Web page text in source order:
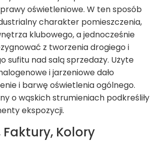
oświetleniowe. W ten sposób
charakter pomieszczenia,
klubowego, a jednocześnie
z tworzenia drogiego i
sufitu nad salą sprzedaży. Użyte
i jarzeniowe dało
i barwę oświetlenia ogólnego.
o wąskich strumieniach podkreśliły
ekspozycji.
Faktury, Kolory